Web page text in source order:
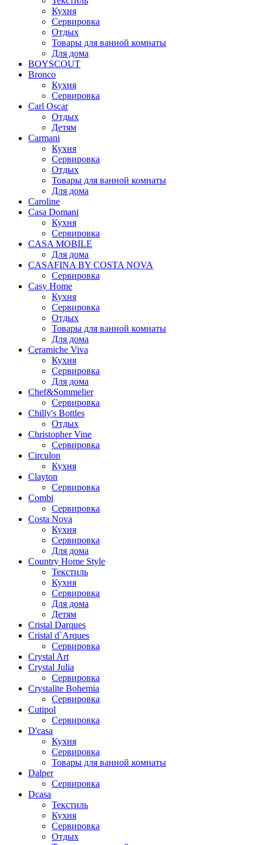
Кухня
Сервировка
Отдых
Товары для ванной комнаты
Для дома
BOYSCOUT
Bronco
Кухня
Сервировка
Carl Oscar
Отдых
Детям
Carmani
Кухня
Сервировка
Отдых
Товары для ванной комнаты
Для дома
Caroline
Casa Domani
Кухня
Сервировка
CASA MOBILE
Для дома
CASAFINA BY COSTA NOVA
Сервировка
Casy Home
Кухня
Сервировка
Отдых
Товары для ванной комнаты
Для дома
Ceramiche Viva
Кухня
Сервировка
Для дома
Chef&Sommelier
Сервировка
Chilly's Bottles
Отдых
Christopher Vine
Сервировка
Circulon
Кухня
Clayton
Сервировка
Combi
Сервировка
Costa Nova
Кухня
Сервировка
Для дома
Country Home Style
Текстиль
Кухня
Сервировка
Для дома
Детям
Cristal Darques
Cristal d`Arques
Сервировка
Crystal Art
Crystal Julia
Сервировка
Crystalite Bohemia
Сервировка
Cutipol
Сервировка
D'casa
Кухня
Сервировка
Товары для ванной комнаты
Dalper
Сервировка
Dcasa
Текстиль
Кухня
Сервировка
Отдых